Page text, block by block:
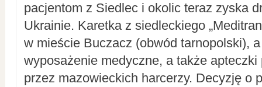
pacjentom z Siedlec i okolic teraz zyska
Ukrainie. Karetka z siedleckiego
w mieście Buczacz (obwód tarnopolski),
wyposażenie medyczne, a także apteczki
przez mazowieckich harcerzy. Decyzję o